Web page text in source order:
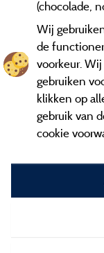
(chocolade,
Wij
de
voorkeur.
gebruiken
klikken op
gebruik van
cookie